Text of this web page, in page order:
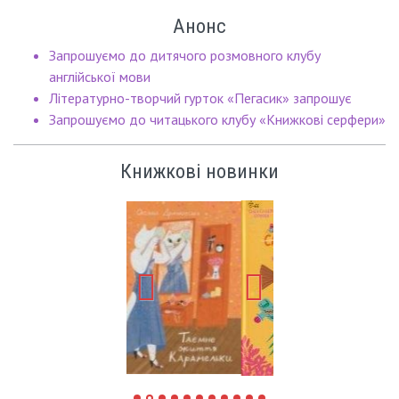
Анонс
Запрошуємо до дитячого розмовного клубу
англійської мови
Літературно-творчий гурток «Пегасик» запрошує
Запрошуємо до читацького клубу «Книжкові серфери»
Книжкові новинки